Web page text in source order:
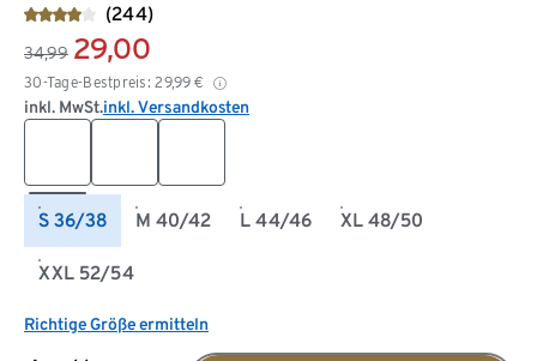
(244)
34,99 29,00
30-Tage-Bestpreis: 29,99 €
inkl. MwSt.inkl. Versandkosten
S 36/38 M 40/42 L 44/46 XL 48/50
XXL 52/54
Richtige Größe ermitteln